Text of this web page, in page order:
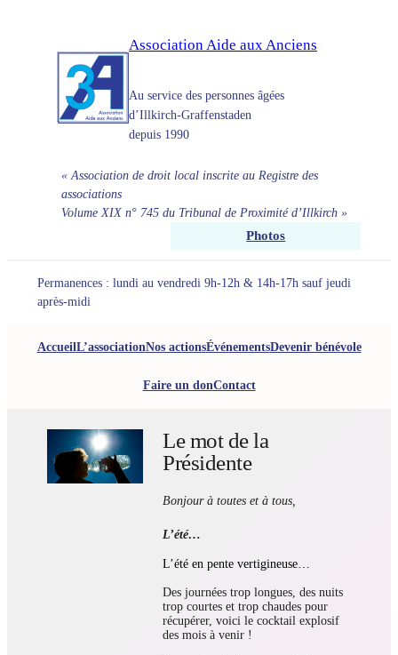
Association Aide aux Anciens
Au service des personnes âgées
d’Illkirch-Graffenstaden
depuis 1990
« Association de droit local inscrite au Registre des
associations
Volume XIX n° 745 du Tribunal de Proximité d’Illkirch »
Photos
Permanences : lundi au vendredi 9h-12h & 14h-17h sauf jeudi
après-midi
AccueilL’associationNos actionsÉvénementsDevenir bénévole
Faire un donContact
Le mot de la
Présidente
Bonjour à toutes et à tous,
L’été…
L’été en pente vertigineuse…
Des journées trop longues, des nuits
trop courtes et trop chaudes pour
récupérer, voici le cocktail explosif
des mois à venir !